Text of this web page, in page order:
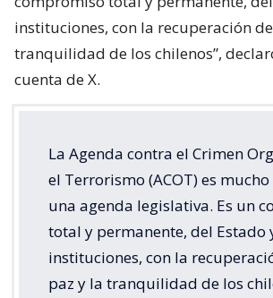
instituciones, con la recuperación
tranquilidad de los chilenos”,
cuenta de X.
La Agenda contra el Crimen
el Terrorismo (ACOT) es
una agenda legislativa. Es un
total y permanente, del Estado
instituciones, con la
paz y la tranquilidad de los